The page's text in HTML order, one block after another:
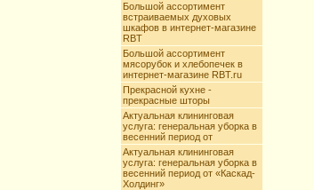
Большой ассортимент
встраиваемых духовых
шкафов в интернет-магазине
RBT
Большой ассортимент
мясорубок и хлебопечек в
интернет-магазине RBT.ru
Прекрасной кухне -
прекрасные шторы
Актуальная клининговая
услуга: генеральная уборка в
весенний период от
Актуальная клининговая
услуга: генеральная уборка в
весенний период от «Каскад-
Холдинг»